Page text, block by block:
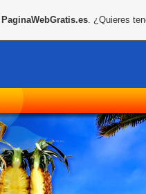
PaginaWebGratis.es. ¿Quieres